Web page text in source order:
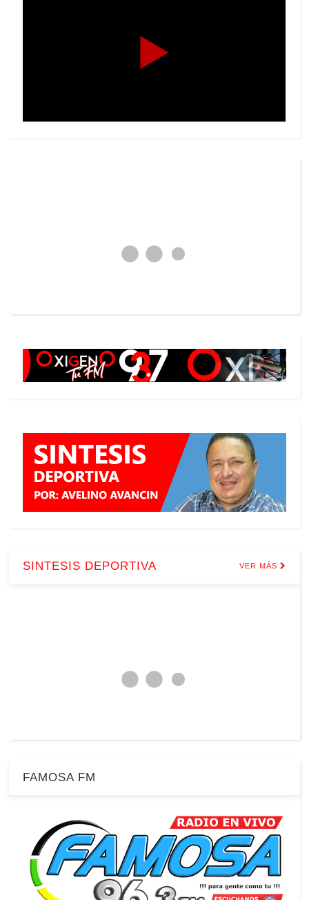
SINTESIS DEPORTIVA VER MÁS
FAMOSA FM